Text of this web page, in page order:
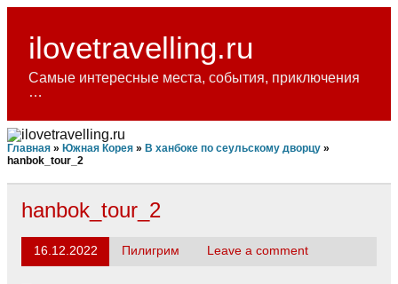
Skip
contentilovetravelling.ru
Самые интересные места, события, приключения
…
Главная » Южная Корея » В ханбоке по сеульскому дворцу »
hanbok_tour_2
hanbok_tour_2
16.12.2022 Пилигрим Leave a comment